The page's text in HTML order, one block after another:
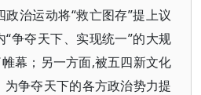
治运动将“救亡图存”提上议
争夺天下、实现统一”的大规
幕；另一方面,被五四新文化
争夺天下的各方政治势力提